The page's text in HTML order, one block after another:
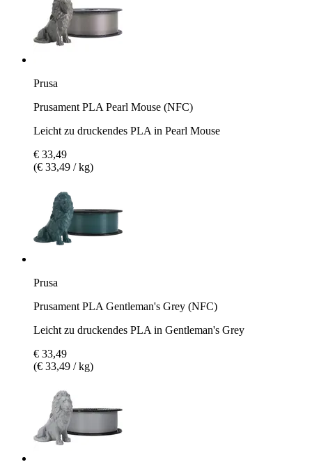
Prusa
Prusament PLA Pearl Mouse (NFC)
Leicht zu druckendes PLA in Pearl Mouse
€ 33,49
(€ 33,49 / kg)
Prusa
Prusament PLA Gentleman's Grey (NFC)
Leicht zu druckendes PLA in Gentleman's Grey
€ 33,49
(€ 33,49 / kg)